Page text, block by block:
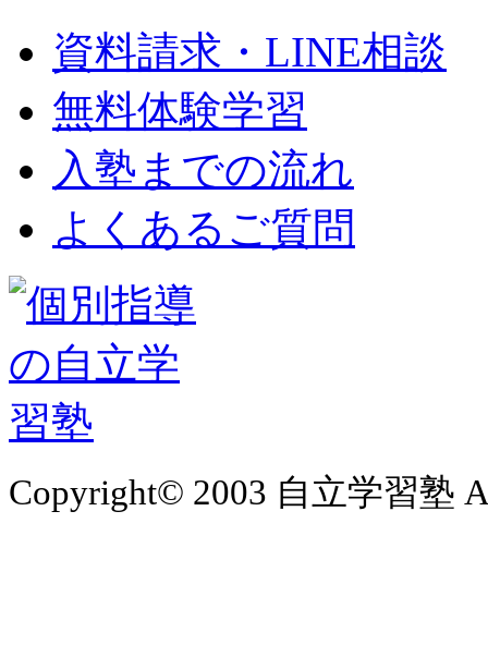
資料請求・LINE相談
無料体験学習
入塾までの流れ
よくあるご質問
Copyright© 2003 自立学習塾